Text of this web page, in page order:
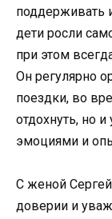
поддерживать
дети росли
при этом
Он регулярно
поездки, во
отдохнуть, но
эмоциями и
С женой
доверии и